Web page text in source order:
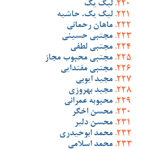
لیگ یک
لیگ یک، حاشیه
ماهان رحمانی
مجتبی حسینی
مجتبی لطفی
مجتبی محبوب مجاز
مجتبی مقتدایی
مجید ایوبی
مجید بهروزی
محبوبه عمرانی
محسن اخگر
محسن دلیر
محمد ابوحیدری
محمد اسلامی